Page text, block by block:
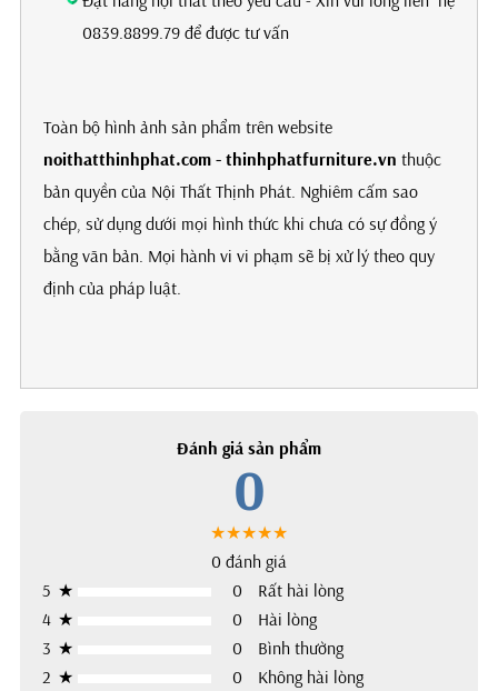
0839.8899.79 để được tư vấn
Toàn bộ hình ảnh sản phẩm trên website
noithatthinhphat.com - thinhphatfurniture.vn thuộc
bản quyền của Nội Thất Thịnh Phát. Nghiêm cấm sao
chép, sử dụng dưới mọi hình thức khi chưa có sự đồng ý
bằng văn bản. Mọi hành vi vi phạm sẽ bị xử lý theo quy
định của pháp luật.
Đánh giá sản phẩm
0
★★★★★
0 đánh giá
5 ★ 0
Rất hài lòng
4 ★ 0
Hài lòng
3 ★ 0
Bình thường
2 ★ 0
Không hài lòng